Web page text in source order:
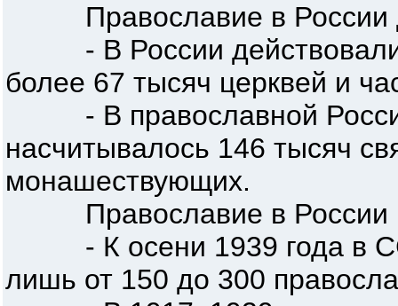
Православие в России
- В России действовали
более 67 тысяч церквей и
- В православной
насчитывалось 146 тысяч
монашествующих.
Православие в России
- К осени 1939 года в
лишь от 150 до 300